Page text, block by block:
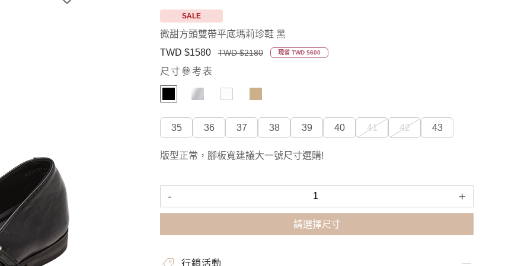
SALE
微甜方頭雙帶平底瑪莉珍鞋 黑
TWD $1580
TWD $2180 現省 TWD $600
尺寸參考表
35 36 37 38 39 40 41 42 43
版型正常，腳板寬建議大一號尺寸選購!
- +
請選擇尺寸
行銷活動